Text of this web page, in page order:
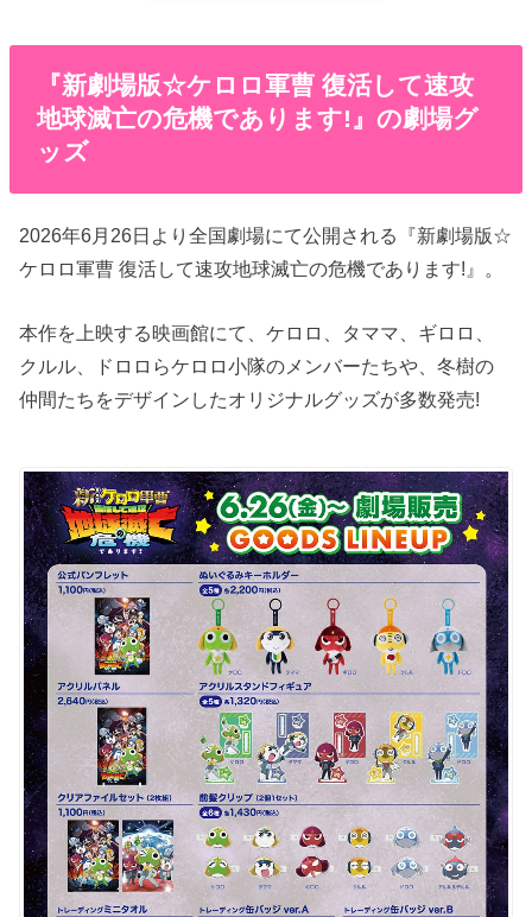
『新劇場版☆ケロロ軍曹 復活して速攻
地球滅亡の危機であります!』の劇場グ
ッズ
2026年6月26日より全国劇場にて公開される『新劇場版☆
ケロロ軍曹 復活して速攻地球滅亡の危機であります!』。
本作を上映する映画館にて、ケロロ、タママ、ギロロ、
クルル、ドロロらケロロ小隊のメンバーたちや、冬樹の
仲間たちをデザインしたオリジナルグッズが多数発売!